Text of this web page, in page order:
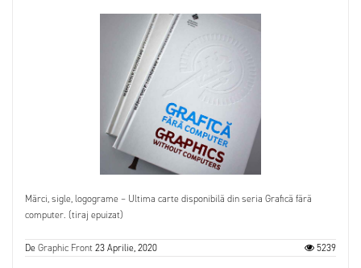
Mărci, sigle, logograme – Ultima carte disponibilă din seria Grafică fără
computer. (tiraj epuizat)
DeGraphic Front23 Aprilie, 2020 5239